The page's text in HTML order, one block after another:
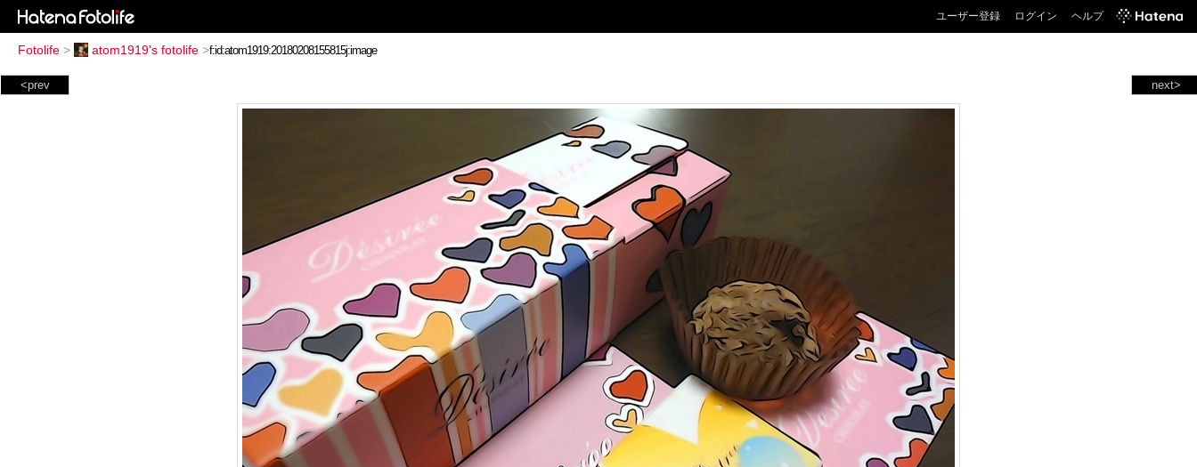
ユーザー登録 ログイン ヘルプ
Fotolife > atom1919's fotolife >
next>
<prev